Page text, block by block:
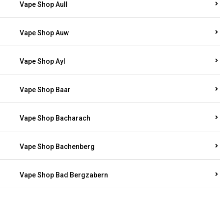
Vape Shop Aull
Vape Shop Auw
Vape Shop Ayl
Vape Shop Baar
Vape Shop Bacharach
Vape Shop Bachenberg
Vape Shop Bad Bergzabern